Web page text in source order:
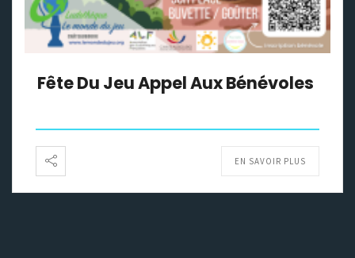
Fête Du Jeu Appel Aux Bénévoles
EN SAVOIR PLUS